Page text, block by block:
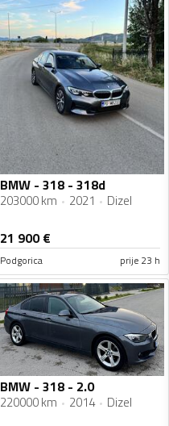
BMW - 318 - 318d
203000 km 2021 Dizel
21 900€
Podgorica prije 23 h
BMW - 318 - 2.0
220000 km 2014 Dizel